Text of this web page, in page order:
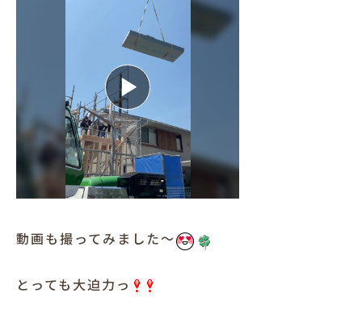
動画も撮ってみました～
とっても大迫力っ